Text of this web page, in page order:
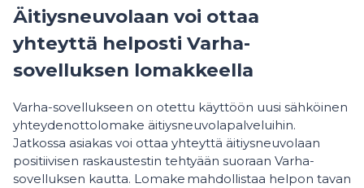
Äitiysneuvolaan voi ottaa
yhteyttä helposti Varha-
sovelluksen lomakkeella
Varha-sovellukseen on otettu käyttöön uusi sähköinen
yhteydenottolomake äitiysneuvolapalveluihin.
Jatkossa asiakas voi ottaa yhteyttä äitiysneuvolaan
positiivisen raskaustestin tehtyään suoraan Varha-
sovelluksen kautta. Lomake mahdollistaa helpon tavan